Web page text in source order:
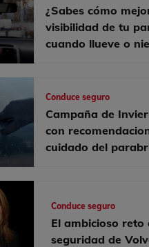
¿Sabes cómo
visibilidad de tu
cuando llueve o
Conduce seguro
Campaña de
con
cuidado del
Conduce seguro
El ambicioso reto
seguridad de